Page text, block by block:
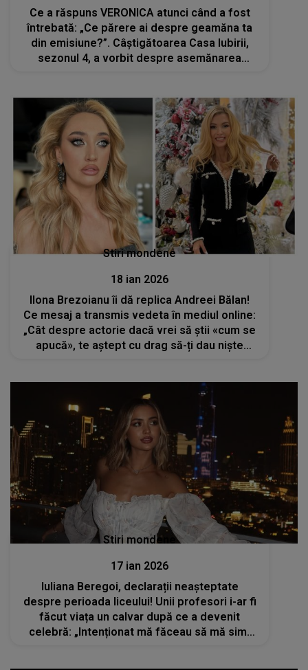
Ce a răspuns VERONICA atunci când a fost
întrebată: „Ce părere ai despre geamăna ta
din emisiune?”. Câștigătoarea Casa Iubirii,
sezonul 4, a vorbit despre asemănarea
Stiri mondene
18 ian 2026
Ilona Brezoianu îi dă replica Andreei Bălan!
Ce mesaj a transmis vedeta în mediul online:
„Cât despre actorie dacă vrei să știi «cum se
apucă», te aștept cu drag să-ți dau niște
Stiri mondene
17 ian 2026
Iuliana Beregoi, declarații neașteptate
despre perioada liceului! Unii profesori i-ar fi
făcut viața un calvar după ce a devenit
celebră: „Intenționat mă făceau să mă simt